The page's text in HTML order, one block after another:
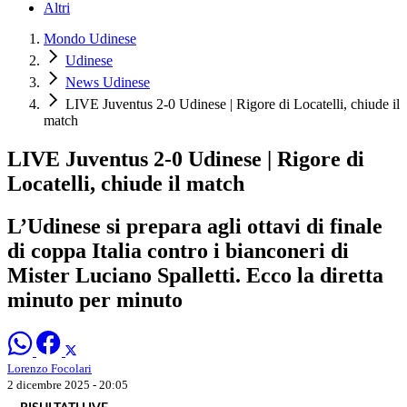
Altri
Mondo Udinese
Udinese
News Udinese
LIVE Juventus 2-0 Udinese | Rigore di Locatelli, chiude il
match
LIVE Juventus 2-0 Udinese | Rigore di
Locatelli, chiude il match
L’Udinese si prepara agli ottavi di finale
di coppa Italia contro i bianconeri di
Mister Luciano Spalletti. Ecco la diretta
minuto per minuto
Lorenzo Focolari
2 dicembre 2025 - 20:05